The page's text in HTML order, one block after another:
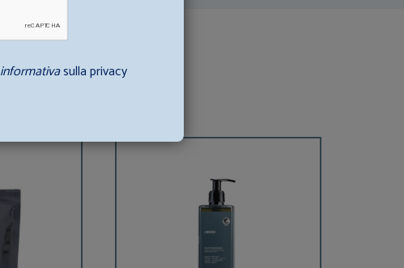
informativasulla privacy